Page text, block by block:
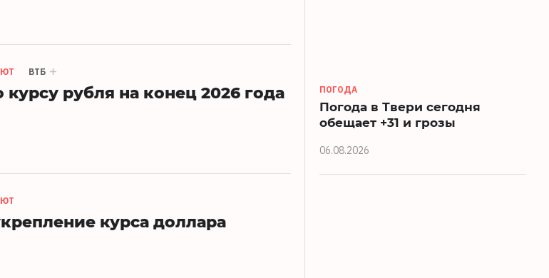
ВТБ
рубля на конец 2026 года
курса доллара
ПОГОДА
Погода в Твери сегодня
обещает +31 и грозы
06.08.2026